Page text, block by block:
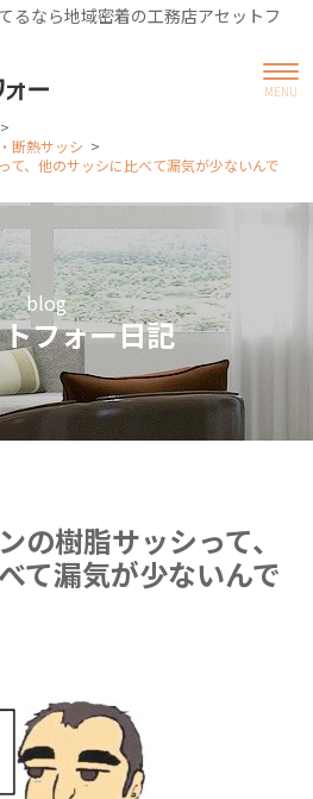
るなら地域密着の工務店アセットフ
断熱サッシ
て、他のサッシに比べて漏気が少ないんで
blog
フォー日記
の樹脂サッシって、
て漏気が少ないんで